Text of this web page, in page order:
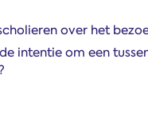
over het
intentie om een